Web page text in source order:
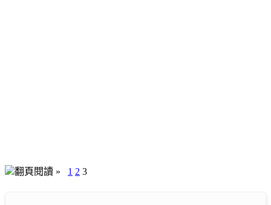
翻頁閱讀 » 1 2 3